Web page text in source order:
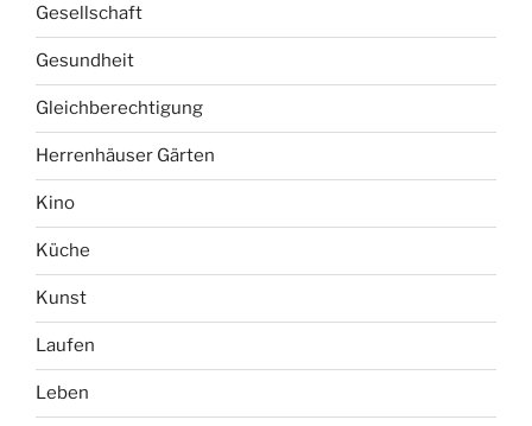
Gesellschaft
Gesundheit
Gleichberechtigung
Herrenhäuser Gärten
Kino
Küche
Kunst
Laufen
Leben